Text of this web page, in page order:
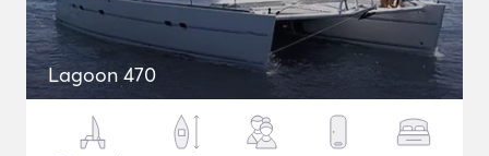
Lagoon 470